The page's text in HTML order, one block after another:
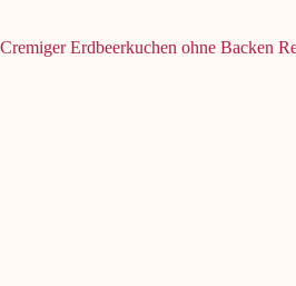
Cremiger Erdbeerkuchen ohne Backen